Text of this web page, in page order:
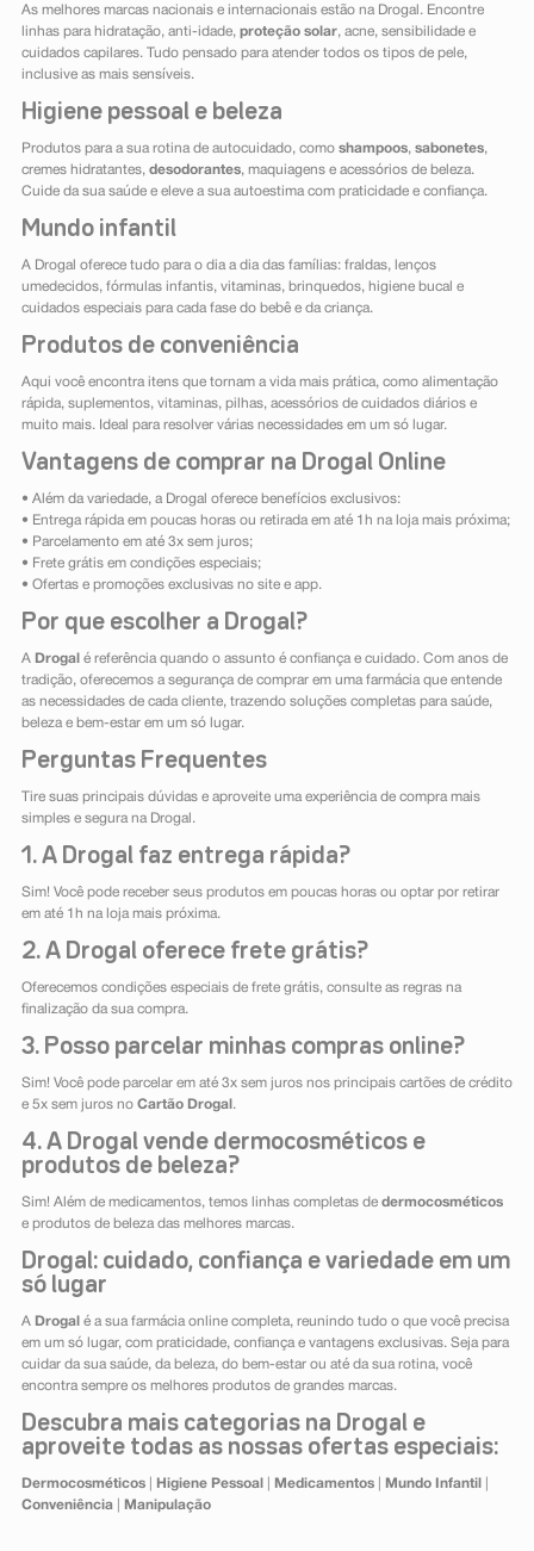
As melhores marcas nacionais e internacionais estão na Drogal. Encontre
linhas para hidratação, anti-idade, proteção solar, acne, sensibilidade e
cuidados capilares. Tudo pensado para atender todos os tipos de pele,
inclusive as mais sensíveis.
Higiene pessoal e beleza
Produtos para a sua rotina de autocuidado, como shampoos, sabonetes,
cremes hidratantes, desodorantes, maquiagens e acessórios de beleza.
Cuide da sua saúde e eleve a sua autoestima com praticidade e confiança.
Mundo infantil
A Drogal oferece tudo para o dia a dia das famílias: fraldas, lenços
umedecidos, fórmulas infantis, vitaminas, brinquedos, higiene bucal e
cuidados especiais para cada fase do bebê e da criança.
Produtos de conveniência
Aqui você encontra itens que tornam a vida mais prática, como alimentação
rápida, suplementos, vitaminas, pilhas, acessórios de cuidados diários e
muito mais. Ideal para resolver várias necessidades em um só lugar.
Vantagens de comprar na Drogal Online
• Além da variedade, a Drogal oferece benefícios exclusivos:
• Entrega rápida em poucas horas ou retirada em até 1h na loja mais próxima;
• Parcelamento em até 3x sem juros;
• Frete grátis em condições especiais;
• Ofertas e promoções exclusivas no site e app.
Por que escolher a Drogal?
A Drogal é referência quando o assunto é confiança e cuidado. Com anos de
tradição, oferecemos a segurança de comprar em uma farmácia que entende
as necessidades de cada cliente, trazendo soluções completas para saúde,
beleza e bem-estar em um só lugar.
Perguntas Frequentes
Tire suas principais dúvidas e aproveite uma experiência de compra mais
simples e segura na Drogal.
1. A Drogal faz entrega rápida?
Sim! Você pode receber seus produtos em poucas horas ou optar por retirar
em até 1h na loja mais próxima.
2. A Drogal oferece frete grátis?
Oferecemos condições especiais de frete grátis, consulte as regras na
finalização da sua compra.
3. Posso parcelar minhas compras online?
Sim! Você pode parcelar em até 3x sem juros nos principais cartões de crédito
e 5x sem juros no Cartão Drogal .
4. A Drogal vende dermocosméticos e
produtos de beleza?
Sim! Além de medicamentos, temos linhas completas de dermocosméticos
e produtos de beleza das melhores marcas.
Drogal: cuidado, confiança e variedade em um
só lugar
A Drogal é a sua farmácia online completa, reunindo tudo o que você precisa
em um só lugar, com praticidade, confiança e vantagens exclusivas. Seja para
cuidar da sua saúde, da beleza, do bem-estar ou até da sua rotina, você
encontra sempre os melhores produtos de grandes marcas.
Descubra mais categorias na Drogal e
aproveite todas as nossas ofertas especiais:
Dermocosméticos| Higiene Pessoal Medicamentos| Mundo Infantil
Conveniência| Manipulação